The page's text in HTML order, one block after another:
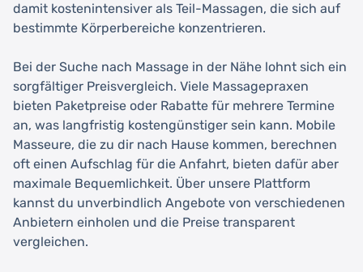
damit kostenintensiver als Teil-Massagen, die sich auf
bestimmte Körperbereiche konzentrieren.
Bei der Suche nach Massage in der Nähe lohnt sich ein
sorgfältiger Preisvergleich. Viele Massagepraxen
bieten Paketpreise oder Rabatte für mehrere Termine
an, was langfristig kostengünstiger sein kann. Mobile
Masseure, die zu dir nach Hause kommen, berechnen
oft einen Aufschlag für die Anfahrt, bieten dafür aber
maximale Bequemlichkeit. Über unsere Plattform
kannst du unverbindlich Angebote von verschiedenen
Anbietern einholen und die Preise transparent
vergleichen.